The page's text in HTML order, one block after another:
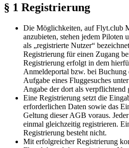
§ 1 Registrierung
Die Möglichkeiten, auf Flyt.club
anzubieten, stehen jedem Piloten
als „registrierte Nutzer“
Registrierung für einen Zugang
Registrierung erfolgt in dem
Anmeldeportal bzw. bei Buchung
Aufgabe eines Fluggesuches
Angabe der dort als verpflichtend
Eine Registrierung setzt die
erforderlichen Daten sowie das
Geltung dieser AGB voraus.
einmal gleichzeitig registrieren.
Registrierung besteht nicht.
Mit erfolgreicher Registrierung